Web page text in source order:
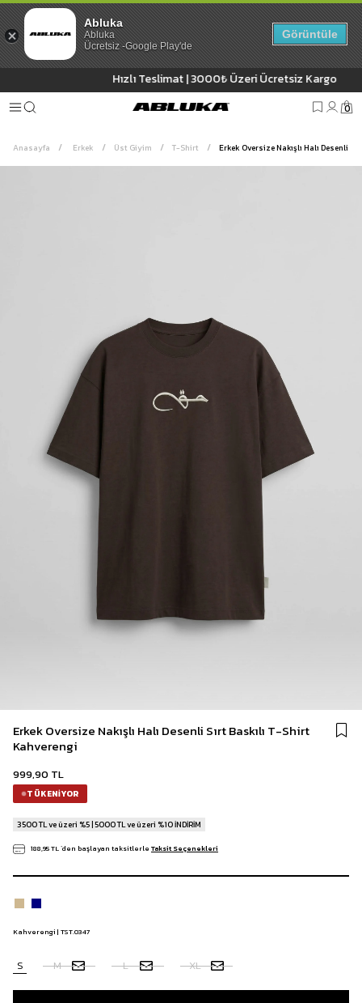
Hızlı Teslimat | 3000₺ Üzeri Ücretsiz Kargo
0
Anasayfa Erkek Üst Giyim T-Shirt Erkek Oversize Nakışlı Halı Desenli
Erkek Oversize Nakışlı Halı Desenli Sırt Baskılı T-Shirt
Kahverengi
999,90 TL
TÜKENIYOR
3500 TL ve üzeri %5 | 5000 TL ve üzeri %10 İNDİRİM
188,95 TL`den başlayan taksitlerle Taksit Seçenekleri
Kahverengi | TST.0347
S M L XL
Abluka
Abluka
Ücretsiz -Google Play'de
Görüntüle